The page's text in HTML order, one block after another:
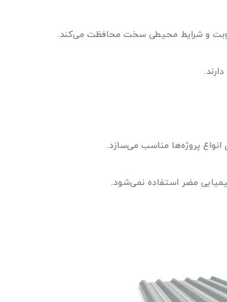
و شرایط محیطی سخت محافظت می‌کند.
پروژه‌ها مناسب می‌سازد.
مضر استفاده نمی‌شود.